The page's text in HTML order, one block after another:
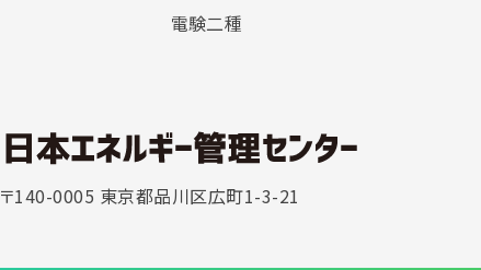
電験二種
〒140-0005 東京都品川区広町1-3-21